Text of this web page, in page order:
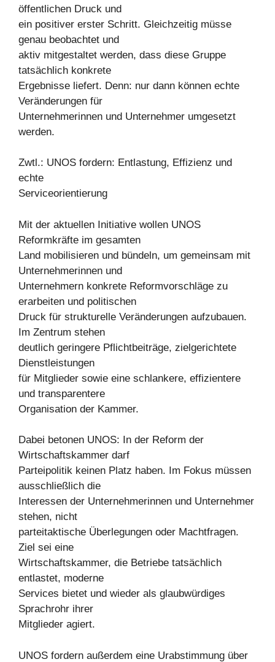
öffentlichen Druck und
ein positiver erster Schritt. Gleichzeitig müsse
genau beobachtet und
aktiv mitgestaltet werden, dass diese Gruppe
tatsächlich konkrete
Ergebnisse liefert. Denn: nur dann können echte
Veränderungen für
Unternehmerinnen und Unternehmer umgesetzt
werden.
Zwtl.: UNOS fordern: Entlastung, Effizienz und
echte
Serviceorientierung
Mit der aktuellen Initiative wollen UNOS
Reformkräfte im gesamten
Land mobilisieren und bündeln, um gemeinsam mit
Unternehmerinnen und
Unternehmern konkrete Reformvorschläge zu
erarbeiten und politischen
Druck für strukturelle Veränderungen aufzubauen.
Im Zentrum stehen
deutlich geringere Pflichtbeiträge, zielgerichtete
Dienstleistungen
für Mitglieder sowie eine schlankere, effizientere
und transparentere
Organisation der Kammer.
Dabei betonen UNOS: In der Reform der
Wirtschaftskammer darf
Parteipolitik keinen Platz haben. Im Fokus müssen
ausschließlich die
Interessen der Unternehmerinnen und Unternehmer
stehen, nicht
parteitaktische Überlegungen oder Machtfragen.
Ziel sei eine
Wirtschaftskammer, die Betriebe tatsächlich
entlastet, moderne
Services bietet und wieder als glaubwürdiges
Sprachrohr ihrer
Mitglieder agiert.
UNOS fordern außerdem eine Urabstimmung über